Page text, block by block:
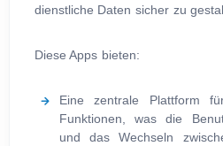
dienstliche Daten sicher zu
Diese Apps bieten:
Eine zentrale Plattform
Funktionen, was die
und das Wechseln